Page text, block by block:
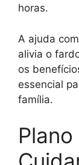
horas.
A ajuda
alivia o
os
essencial
família.